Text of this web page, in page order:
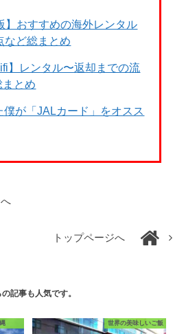
】おすすめの海外レンタル
など総まとめ
】レンタル〜返却までの流
とめ
僕が「JALカード」をオスス
トップページへ
記事も人気です。
世界の美味しいご飯